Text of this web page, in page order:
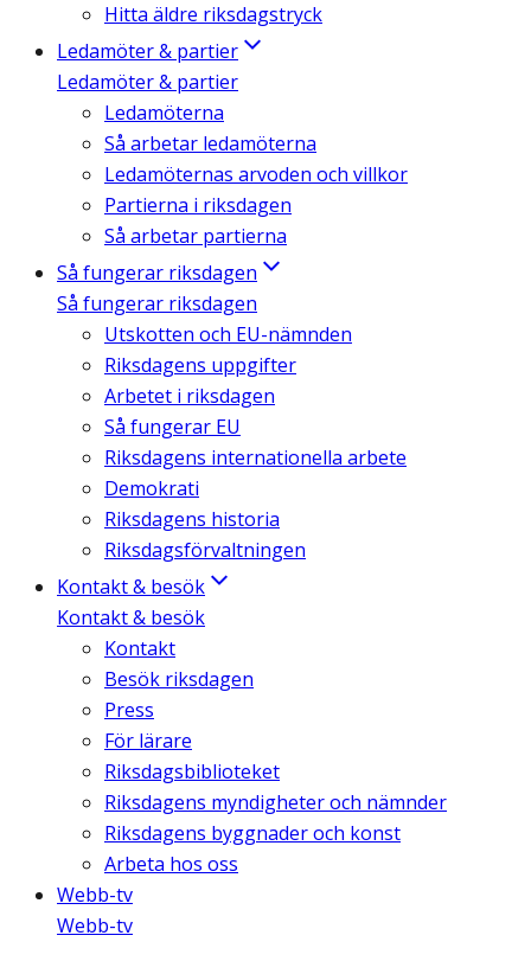
Hitta äldre riksdagstryck
Ledamöter & partier
Ledamöter & partier
Ledamöterna
Så arbetar ledamöterna
Ledamöternas arvoden och villkor
Partierna i riksdagen
Så arbetar partierna
Så fungerar riksdagen
Så fungerar riksdagen
Utskotten och EU-nämnden
Riksdagens uppgifter
Arbetet i riksdagen
Så fungerar EU
Riksdagens internationella arbete
Demokrati
Riksdagens historia
Riksdagsförvaltningen
Kontakt & besök
Kontakt & besök
Kontakt
Besök riksdagen
Press
För lärare
Riksdagsbiblioteket
Riksdagens myndigheter och nämnder
Riksdagens byggnader och konst
Arbeta hos oss
Webb-tv
Webb-tv